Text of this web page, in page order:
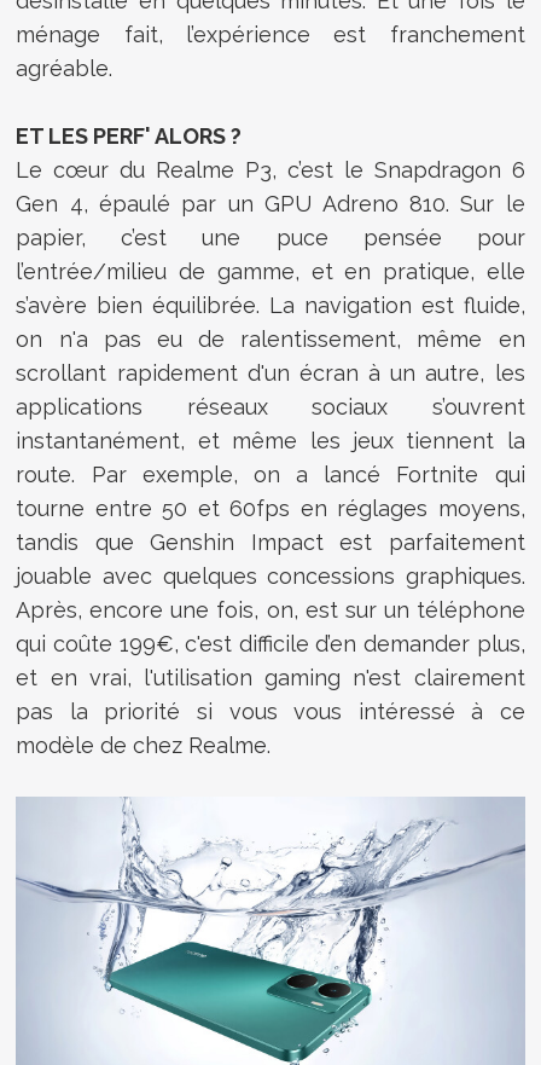
ménage fait, l’expérience est franchement
agréable.
ET LES PERF' ALORS ?
Le cœur du Realme P3, c’est le Snapdragon 6
Gen 4, épaulé par un GPU Adreno 810. Sur le
papier, c’est une puce pensée pour
l’entrée/milieu de gamme, et en pratique, elle
s’avère bien équilibrée. La navigation est fluide,
on n'a pas eu de ralentissement, même en
scrollant rapidement d'un écran à un autre, les
applications réseaux sociaux s’ouvrent
instantanément, et même les jeux tiennent la
route. Par exemple, on a lancé Fortnite qui
tourne entre 50 et 60fps en réglages moyens,
tandis que Genshin Impact est parfaitement
jouable avec quelques concessions graphiques.
Après, encore une fois, on, est sur un téléphone
qui coûte 199€, c'est difficile d’en demander plus,
et en vrai, l'utilisation gaming n'est clairement
pas la priorité si vous vous intéressé à ce
modèle de chez Realme.